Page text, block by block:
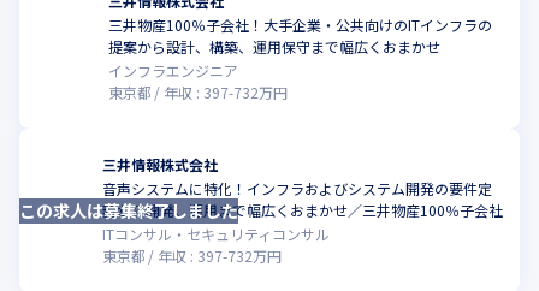
三井物産100％子会社！大手企業・公共向けのITインフラの
提案から設計、構築、運用保守まで幅広くおまかせ
インフラエンジニア
東京都
年収 : 397-732万円
三井情報株式会社
音声システムに特化！インフラおよびシステム開発の要件定
義から開発、運用まで幅広くおまかせ／三井物産100％子会社
ITコンサル・セキュリティコンサル
東京都
年収 : 397-732万円
この求人は募集終了しました